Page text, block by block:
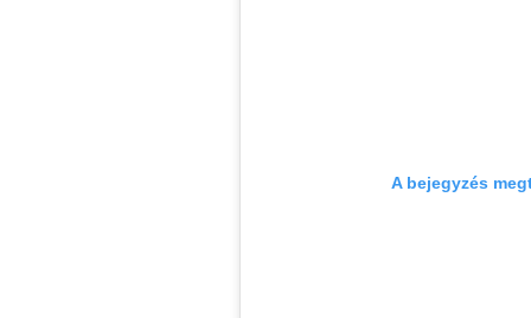
A bejegyzés